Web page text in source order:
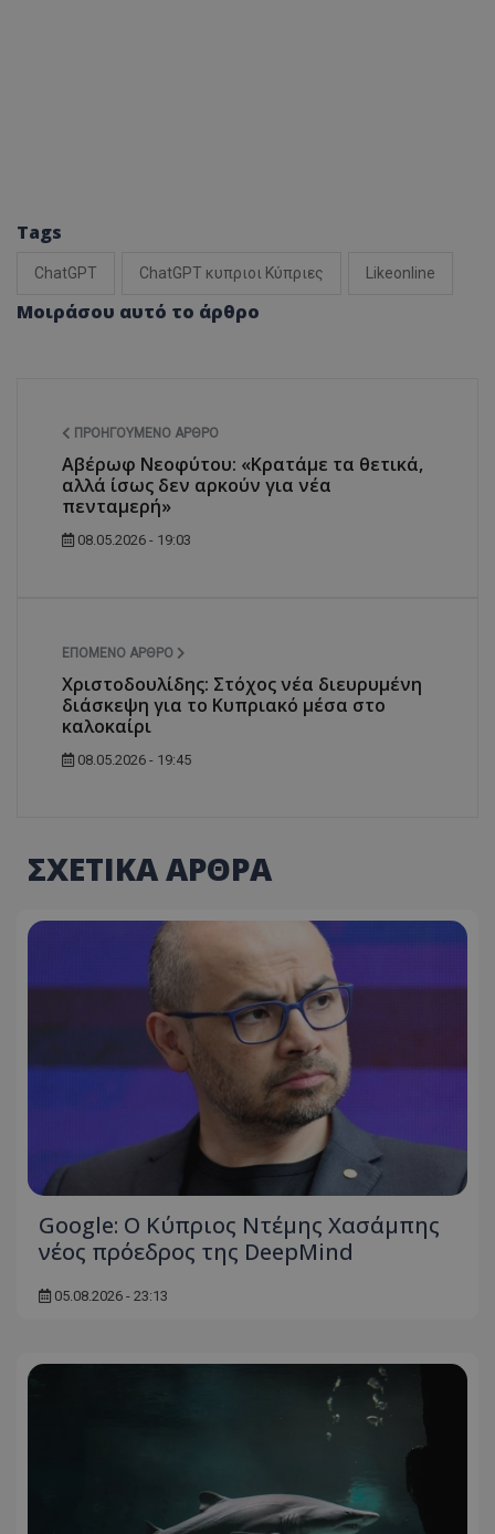
Tags
ChatGPT ChatGPT κυπριοι Κύπριες Likeonline
Μοιράσου αυτό το άρθρο
ΠΡΟΗΓΟΎΜΕΝΟ ΆΡΘΡΟ
Αβέρωφ Νεοφύτου: «Κρατάμε τα θετικά,
αλλά ίσως δεν αρκούν για νέα
πενταμερή»
08.05.2026 - 19:03
ΕΠΌΜΕΝΟ ΆΡΘΡΟ
Χριστοδουλίδης: Στόχος νέα διευρυμένη
διάσκεψη για το Κυπριακό μέσα στο
καλοκαίρι
08.05.2026 - 19:45
ΣΧΕΤΙΚΑ ΑΡΘΡΑ
Google: Ο Κύπριος Ντέμης Χασάμπης
νέος πρόεδρος της DeepMind
05.08.2026 - 23:13